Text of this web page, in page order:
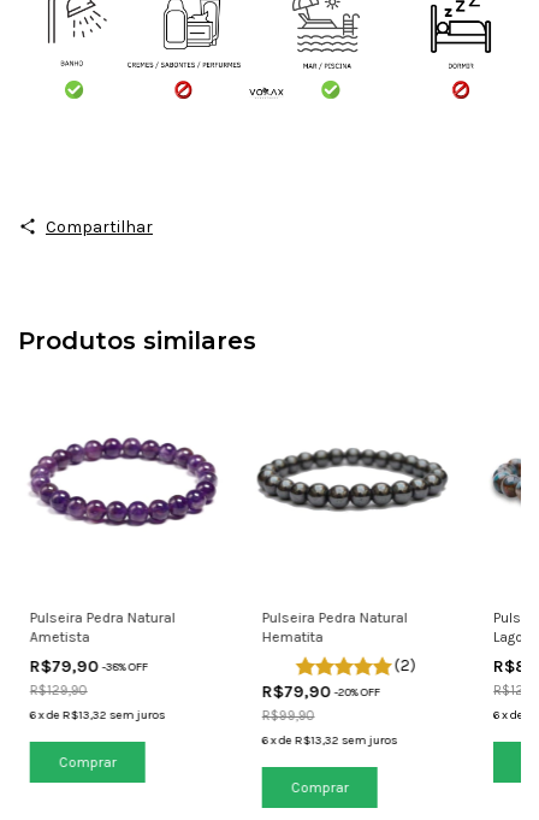
Compartilhar
Produtos similares
Pulseira Pedra Natural
Ametista
R$79,90-38% OFF
R$129,90
6xdeR$13,32 sem juros
Comprar
Pulseira Pedra Natural
Hematita
(2)
R$79,90-20% OFF
R$99,90
6xdeR$13,32 sem juros
Comprar
Lagoa
6xde